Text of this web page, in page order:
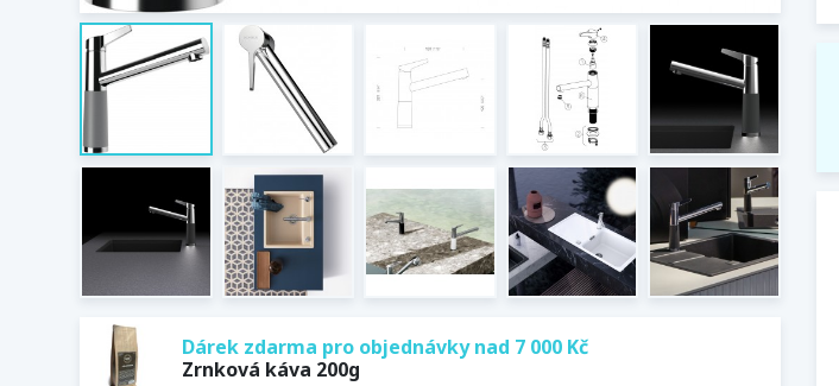
Dárek zdarma pro objednávky nad 7 000 Kč
Zrnková káva 200g